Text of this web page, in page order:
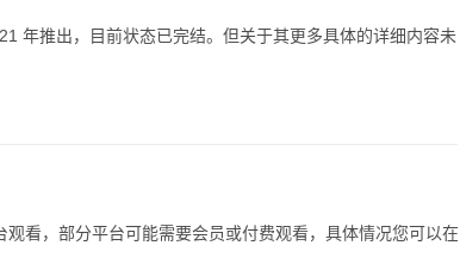
年推出，目前状态已完结。但关于其更多具体的详细内容未
观看，部分平台可能需要会员或付费观看，具体情况您可以在